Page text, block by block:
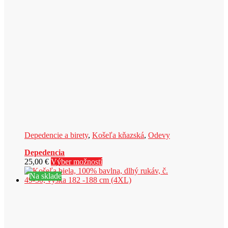
Depedencie a birety, Košeľa kňazská, Odevy
Depedencia
25,00 € Výber možnostíTento
produkt
má
Na sklade